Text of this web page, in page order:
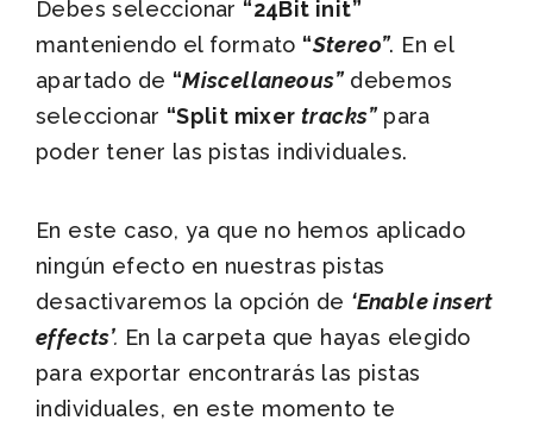
Debes seleccionar “24Bit init”
manteniendo el formato “Stereo”. En el
apartado de “Miscellaneous”debemos
seleccionar “Split mixertracks”para
poder tener las pistas individuales.
En este caso, ya que no hemos aplicado
ningún efecto en nuestras pistas
desactivaremos la opción de ‘Enable insert
effects’. En la carpeta que hayas elegido
para exportar encontrarás las pistas
individuales, en este momento te